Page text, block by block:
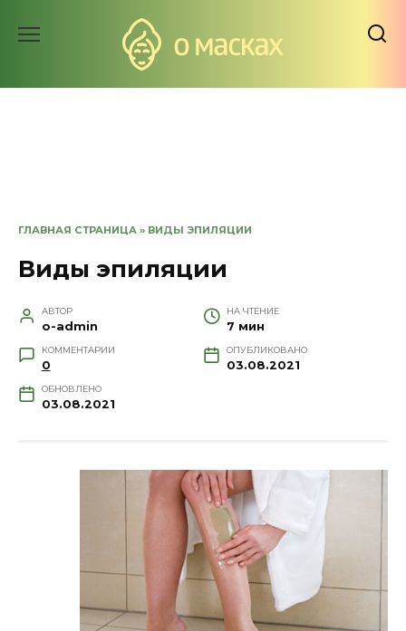
ГЛАВНАЯ СТРАНИЦА » ВИДЫ ЭПИЛЯЦИИ
Виды эпиляции
АВТОР
o-admin
НА ЧТЕНИЕ
7 мин
КОММЕНТАРИИ
0
ОПУБЛИКОВАНО
03.08.2021
ОБНОВЛЕНО
03.08.2021